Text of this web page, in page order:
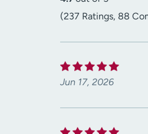
(237 Ratings, 88
Jun 17, 2026